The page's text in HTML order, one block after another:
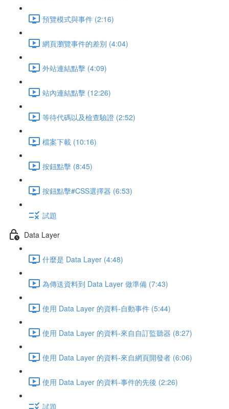
預覽模式與事件 (2:16)
網頁瀏覽事件的差別 (4:04)
外站連結點擊 (4:09)
站內連結點擊 (12:26)
等待代碼以及檢查驗證 (2:52)
檔案下載 (10:16)
按鈕點擊 (8:45)
按鈕點擊#CSS選擇器 (6:53)
試題
Data Layer
什麼是 Data Layer (4:48)
為傳送資料到 Data Layer 做準備 (7:43)
使用 Data Layer 的資料-自動事件 (5:44)
使用 Data Layer 的資料-來自自訂監聽器 (8:27)
使用 Data Layer 的資料-來自網頁開發者 (6:06)
使用 Data Layer 的資料-事件的先後 (2:26)
試題